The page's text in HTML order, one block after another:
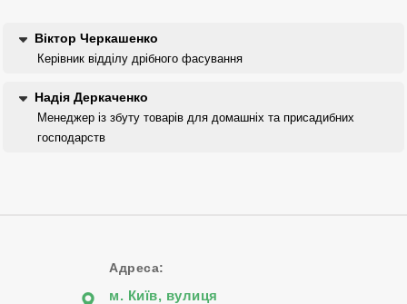
Віктор Черкашенко
Керівник відділу дрібного фасування
Надія Деркаченко
Менеджер із збуту товарів для домашніх та присадибних
господарств
Адреса:
м. Київ, вулиця